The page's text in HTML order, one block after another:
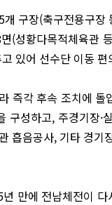
구장(축구전용구
(성황다목적체육관
있어 선수단 이동
즉각 후속 조치에
구성하고, 주경기장
흡음공사, 기타 경기
만에 전남체전이